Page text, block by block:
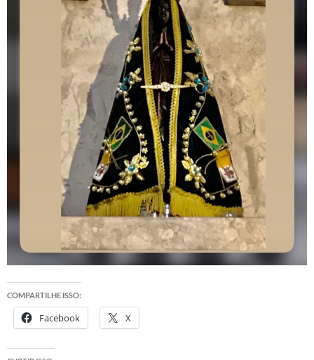
COMPARTILHE ISSO:
Facebook X